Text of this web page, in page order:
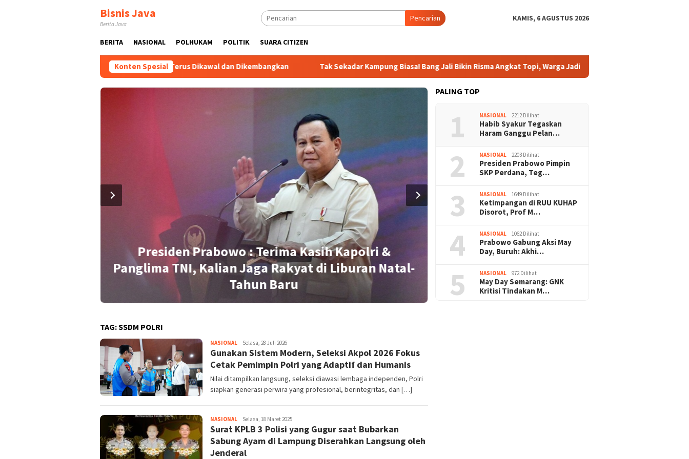
Bisnis Java
Berita Java
Pencarian KAMIS, 6 AGUSTUS 2026
BERITA NASIONAL POLHUKAM POLITIK SUARA CITIZEN
Konten Spesial
Bintang Puspayoga Pastikan Bang Jali Terus Dikawal dan Dikembangkan Tak Sekadar Kampung Biasa! Bang Jali Bikin Risma Angkat Topi, Warga Jadi Kunci Kesuksesan
Presiden Prabowo : Terima Kasih Kapolri &
Panglima TNI, Kalian Jaga Rakyat di Liburan Natal-
Tahun Baru
Pengamanan Natal & Mudik Nataru
Sukses, Umat Kristiani Apresiasi :
TAG:SSDM POLRI
NASIONAL Redaktur
Selasa, 28 Juli 2026
Gunakan Sistem Modern, Seleksi Akpol 2026 Fokus
Cetak Pemimpin Polri yang Adaptif dan Humanis
Nilai ditampilkan langsung, seleksi diawasi lembaga independen, Polri
siapkan generasi perwira yang profesional, berintegritas, dan […]
NASIONAL Redaktur
Selasa, 18 Maret 2025
Surat KPLB 3 Polisi yang Gugur saat Bubarkan
Sabung Ayam di Lampung Diserahkan Langsung oleh
Jenderal
PALING TOP
1 NASIONAL 2212 Dilihat
Habib Syakur Tegaskan
Haram Ganggu Pelan…
2 NASIONAL 2203 Dilihat
Presiden Prabowo Pimpin
SKP Perdana, Teg…
3 NASIONAL 1649 Dilihat
Ketimpangan di RUU KUHAP
Disorot, Prof M…
4 NASIONAL 1062 Dilihat
Prabowo Gabung Aksi May
Day, Buruh: Akhi…
5 NASIONAL 972 Dilihat
May Day Semarang: GNK
Kritisi Tindakan M…